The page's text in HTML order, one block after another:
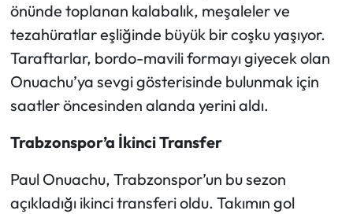
önünde toplanan kalabalık, meşaleler ve
tezahüratlar eşliğinde büyük bir coşku yaşıyor.
Taraftarlar, bordo-mavili formayı giyecek olan
Onuachu’ya sevgi gösterisinde bulunmak için
saatler öncesinden alanda yerini aldı.
Trabzonspor’a İkinci Transfer
Paul Onuachu, Trabzonspor’un bu sezon
açıkladığı ikinci transferi oldu. Takımın gol